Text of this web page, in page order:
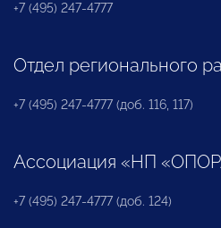
+7 (495) 247-4777
Отдел регионального
+7 (495) 247-4777 (доб. 116, 117)
Ассоциация «НП
+7 (495) 247-4777 (доб. 124)